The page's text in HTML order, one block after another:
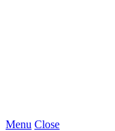
Menu Close